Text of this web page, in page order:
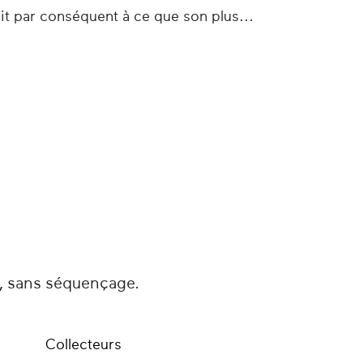
par conséquent à ce que son plus
une "académie" tenue par trois
engagement politique est mal vu
dès leur arrivée et leurs trois
Cambo (1991-2004).
séquençage.
Collecteurs